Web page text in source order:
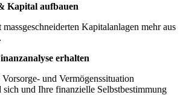
Kapital aufbauen
Kapitalanlagen mehr aus
erhalten
und Vermögenssituation
sich und Ihre finanzielle Selbstbestimmung